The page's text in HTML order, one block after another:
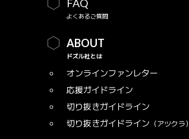
FAQ
よくあるご質問
ABOUT
ドズル社とは
オンラインファンレター
応援ガイドライン
切り抜きガイドライン
切り抜きガイドライン （アツクラ）